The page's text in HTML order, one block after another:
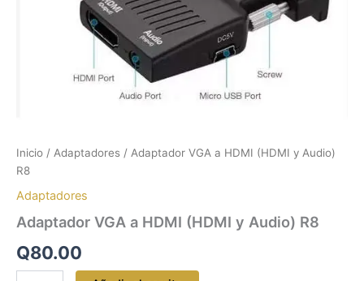
Inicio / Adaptadores / Adaptador VGA a HDMI (HDMI y Audio)
R8
Adaptadores
Adaptador VGA a HDMI (HDMI y Audio) R8
Q80.00